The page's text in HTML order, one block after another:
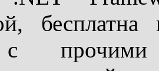
бесплатна
прочими